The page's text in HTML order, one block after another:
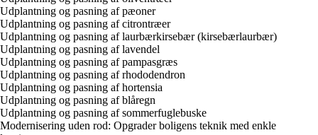
Udplantning og pasning af pæoner
Udplantning og pasning af citrontræer
Udplantning og pasning af laurbærkirsebær (kirsebærlaurbær)
Udplantning og pasning af lavendel
Udplantning og pasning af pampasgræs
Udplantning og pasning af rhododendron
Udplantning og pasning af hortensia
Udplantning og pasning af blåregn
Udplantning og pasning af sommerfuglebuske
Modernisering uden rod: Opgrader boligens teknik med enkle